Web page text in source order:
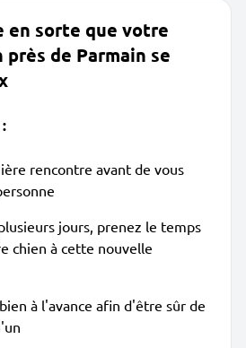
en sorte que votre
près de Parmain se
rencontre avant de vous
jours, prenez le temps
chien à cette nouvelle
à l'avance afin d'être sûr de